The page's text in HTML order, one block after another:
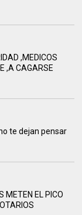
,MEDICOS
,A CAGARSE
te dejan pensar
METEN EL PICO